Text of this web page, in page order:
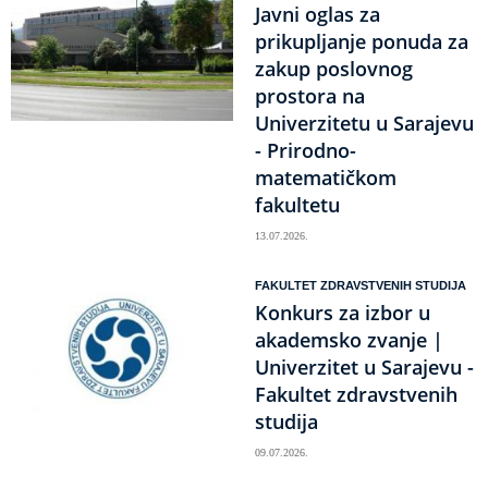
Javni oglas za
prikupljanje ponuda za
zakup poslovnog
prostora na
Univerzitetu u Sarajevu
- Prirodno-
matematičkom
fakultetu
13.07.2026.
FAKULTET ZDRAVSTVENIH STUDIJA
Konkurs za izbor u
akademsko zvanje |
Univerzitet u Sarajevu -
Fakultet zdravstvenih
studija
09.07.2026.